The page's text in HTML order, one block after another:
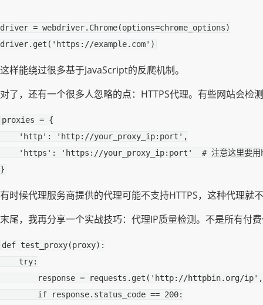
driver = webdriver. Chrome(options=chrome_options)
driver. get ( 'https://example.com' )
这样能绕过很多基于JavaScript的反爬机制。
对了，还有一个很多人忽略的点：HTTPS代理。有些网站会检
proxies = {
'http' : 'http://your_proxy_ip:port' ,
'https' : 'https://your_proxy_ip:port'
# 注意这里要
}
有时候代理服务商提供的代理可能不支持HTTPS，这种代理就
末尾，我再分享一个实战技巧：代理IP质量检测。不是所有付
def test_proxy(proxy):
try:
response = requests . get ( 'http://httpbin.org/ip' ,
if
response. status_code == 200: